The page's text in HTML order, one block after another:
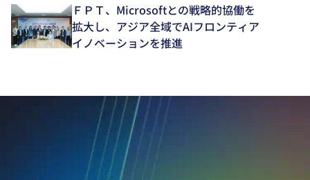
ＦＰＴ、Microsoftとの戦略的協働を
拡大し、アジア全域でAIフロンティア
イノベーションを推進